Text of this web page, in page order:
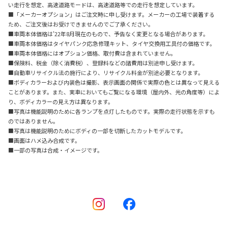
い走行を想定、高速道路モードは、高速道路等での走行を想定しています。
■「メーカーオプション」はご注文時に申し受けます。メーカーの工場で装着する
ため、ご注文後はお受けできませんのでご了承ください。
■車両本体価格は'22年8月現在のもので、予告なく変更となる場合があります。
■車両本体価格はタイヤパンク応急修理キット、タイヤ交換用工具付の価格です。
■車両本体価格にはオプション価格、取付費は含まれていません。
■保険料、税金（除く消費税）、登録料などの諸費用は別途申し受けます。
■自動車リサイクル法の施行により、リサイクル料金が別途必要となります。
■ボディカラーおよび内装色は撮影、表示画面の関係で実際の色とは異なって見える
ことがあります。また、実車においてもご覧になる環境（屋内外、光の角度等）によ
り、ボディカラーの見え方は異なります。
■写真は機能説明のために各ランプを点灯したものです。実際の走行状態を示すも
のではありません。
■写真は機能説明のためにボディの一部を切断したカットモデルです。
■画面はハメ込み合成です。
■一部の写真は合成・イメージです。